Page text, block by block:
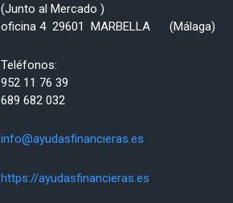
(Junto al Mercado )
oficina 4 29601 MARBELLA (Málaga)
Teléfonos:
952 11 76 39
689 682 032
info@ayudasfinancieras.es
https://ayudasfinancieras.es